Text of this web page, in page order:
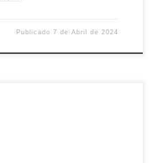
Publicado7 de Abril de 2024